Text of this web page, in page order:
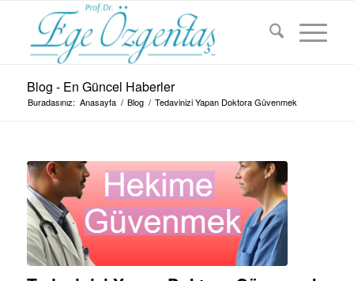
Blog - En Güncel Haberler
Buradasınız: Anasayfa / Blog / Tedavinizi Yapan Doktora Güvenmek